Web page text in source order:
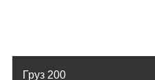
Груз 200